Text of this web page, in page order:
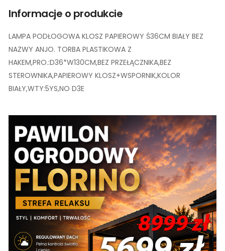
Informacje o produkcie
LAMPA PODŁOGOWA KLOSZ PAPIEROWY Ś36CM BIAŁY BEZ
NAZWY ANJO. TORBA PLASTIKOWA Z
HAKEM,PRO.:D36*W130CM,BEZ PRZEŁĄCZNIKA,BEZ
STEROWNIKA,PAPIEROWY KLOSZ+WSPORNIK,KOLOR
BIAŁY,WTY:5YS,NO D3E